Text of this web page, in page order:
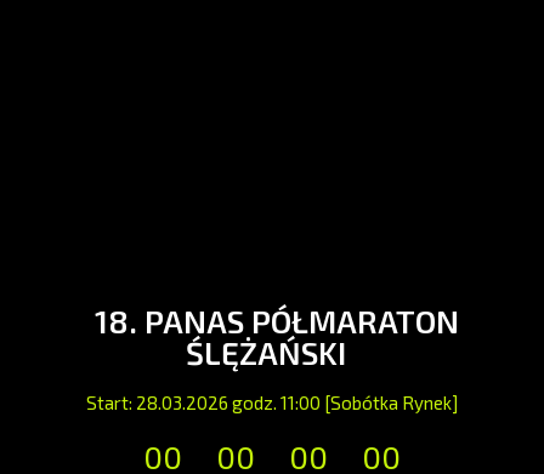
18. PANAS PÓŁMARATON
ŚLĘŻAŃSKI
Start: 28.03.2026 godz. 11:00 [Sobótka Rynek]
00 00 00 00